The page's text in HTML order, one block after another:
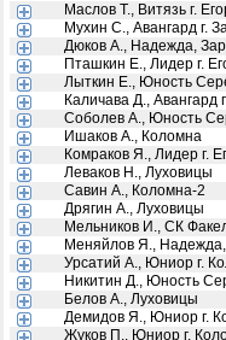
Маслов Т., Витязь г.
Мухин С., Авангард г.
Дюков А., Надежда,
Пташкин Е., Лидер г.
Лыткин Е., Юность
Каличава Д., Авангард
Соболев А., Юность
Ишаков А., Коломна
Комраков Я., Лидер г.
Леваков Н., Луховицы
Савин А., Коломна-2
Дрягин А., Луховицы
Мельников И., СК Факел
Меняйлов Я.,
Урсатий А., Юниор г.
Никитин Д., Юность
Белов А., Луховицы
Демидов Я., Юниор г.
Жуков П., Юниор г.